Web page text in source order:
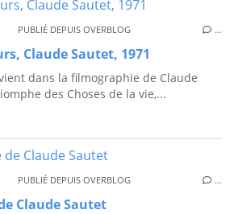
PUBLIÉ DEPUIS OVERBLOG …
Claude Sautet, 1971
dans la filmographie de Claude
des Choses de la vie,...
PUBLIÉ DEPUIS OVERBLOG …
Claude Sautet